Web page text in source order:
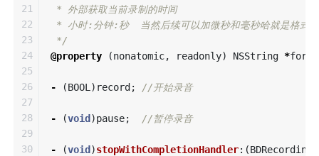
21
22
23
24
25
26
27
28
29
30
* 外部获取当前录制的时间
* 小时:分钟:秒  当然后续可以加微秒和毫秒哈就是格式
*/
@property
(nonatomic, readonly) NSString *
- (BOOL ) record ; //开始录音
- (void )pause; //暂停录音
- (void )stopWithCompletionHandler:(